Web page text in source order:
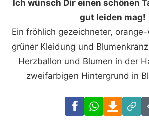
Ich wünsch Dir einen schönen
gut leiden mag!
Ein fröhlich gezeichneter,
grüner Kleidung und
Herzballon und Blumen in der
zweifarbigen Hintergrund in
FacebookWhatsApp
Link